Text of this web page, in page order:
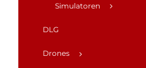
Simulatoren
DLG
Drones